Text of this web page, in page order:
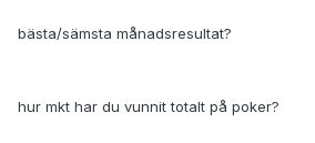
bästa/sämsta månadsresultat?
hur mkt har du vunnit totalt på poker?